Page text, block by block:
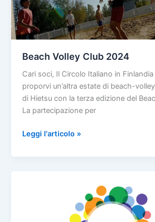
Beach Volley Club 2024
Cari soci, Il Circolo Italiano in
proporvi un’altra estate di beach-
di Hietsu con la terza edizione del
La partecipazione per
Beach
Leggi l'articolo »